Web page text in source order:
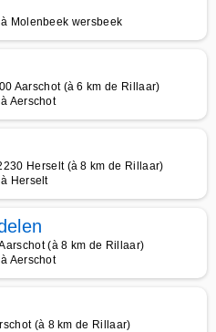
Molenbeek wersbeek
Aarschot (à 6 km de Rillaar)
Aerschot
Herselt (à 8 km de Rillaar)
Herselt
(à 8 km de Rillaar)
Aerschot
(à 8 km de Rillaar)